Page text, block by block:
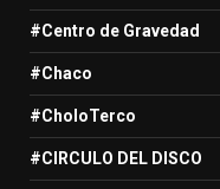
#Centro de Gravedad
#Chaco
#CholoTerco
#CIRCULO DEL DISCO